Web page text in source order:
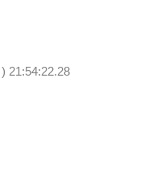
21:54:22.28